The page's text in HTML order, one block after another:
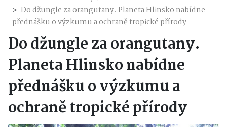
Do džungle za orangutany. Planeta Hlinsko nabídne
přednášku o výzkumu a ochraně tropické přírody
Do džungle za orangutany.
Planeta Hlinsko nabídne
přednášku o výzkumu a
ochraně tropické přírody